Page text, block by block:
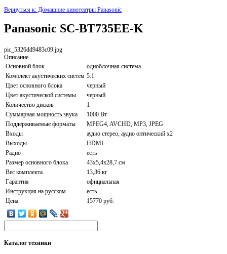
Вернуться к: Домашние кинотеатры Panasonic
Panasonic SC-BT735EE-K
pic_5326dd9483c09.jpg
Описание
Основной блок
одноблочная система
Комплект акустических систем 5.1
Цвет основного блока
черный
Цвет акустической системы
черный
Количество дисков
1
Суммарная мощность звука
1000 Вт
Поддерживаемые форматы
MPEG4, AVCHD, MP3, JPEG
Входы
аудио стерео, аудио оптический x2
Выходы
HDMI
Радио
есть
Размер основного блока
43х5,4х28,7 см
Вес комплекта
13,36 кг
Гарантия
официальная
Инструкция на русском
есть
Цена
15770 руб.
Каталогтехники